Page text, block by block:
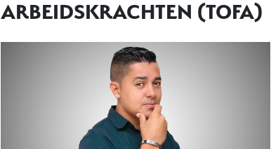
ARBEIDSKRACHTEN (TOFA)